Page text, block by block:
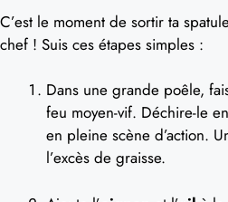
C’est le moment de sortir ta
chef ! Suis ces étapes simples :
Dans une grande poêle,
feu moyen-vif. Déchire-le
en pleine scène d’action.
l’excès de graisse.